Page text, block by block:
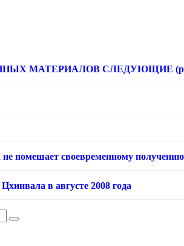
МАТЕРИАЛОВ СЛЕДУЮЩИЕ
помешает своевременному
в августе 2008 года